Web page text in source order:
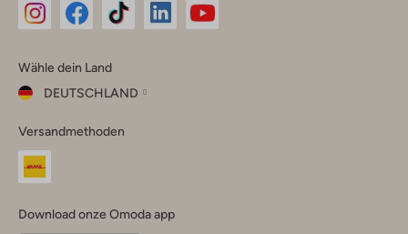
Instagram
Facebook
TikTok
Wähle dein Land
DEUTSCHLAND
dein
Land
Versandmethoden
Download onze Omoda app